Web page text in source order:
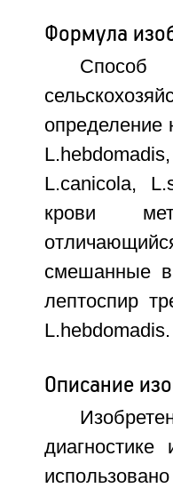
Формула
определение
L.canicola,
крови
смешанные в
лептоспир
L.hebdomadis.
Описание